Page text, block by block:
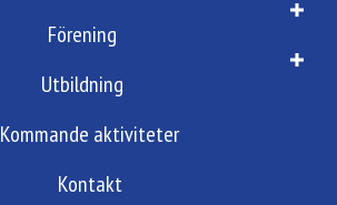
Förening
Utbildning
Kommande aktiviteter
Kontakt